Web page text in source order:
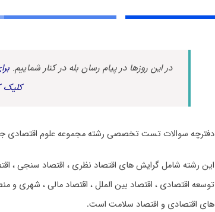
در این روزها در پیام رسان بله در کنار شماییم.
کلیک
دفترچه سوالات تست تخصصی رشته مجموعه علوم اقتصادی
این رشته شامل گرایش های اقتصاد نظری ، اقتصاد سنجی ،
توسعه اقتصادی ، اقتصاد بین الملل ، اقتصاد مالی ، شهری و
های اقتصادی و اقتصاد سلامت است.